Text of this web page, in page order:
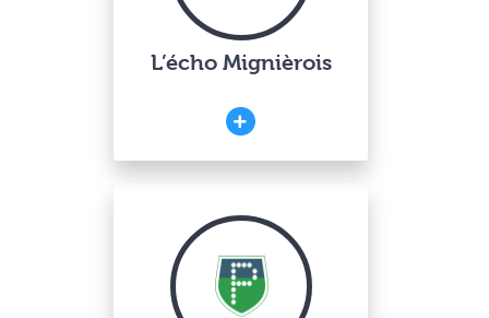
L’écho Mignièrois